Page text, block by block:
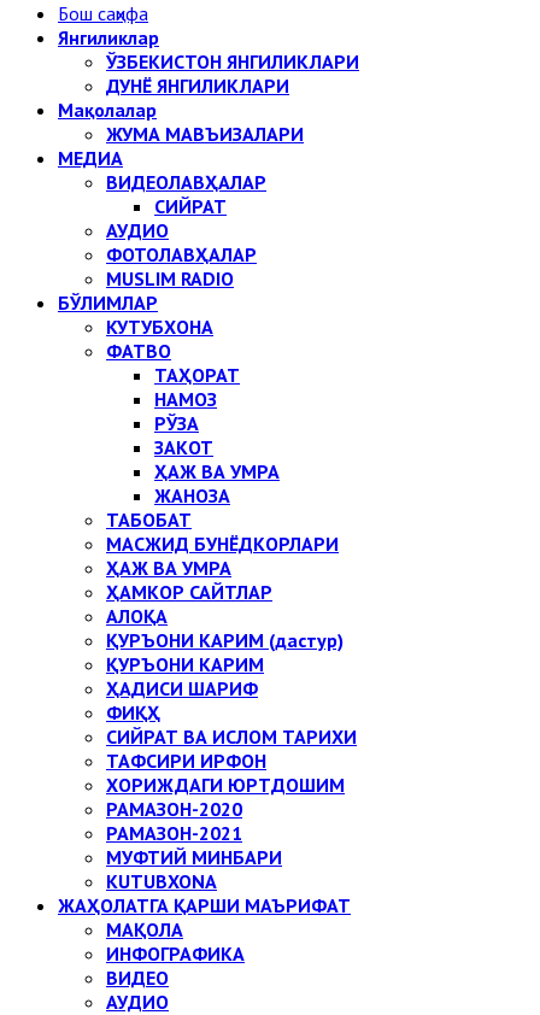
Бош саҳифа
Янгиликлар
ЎЗБЕКИСТОН ЯНГИЛИКЛАРИ
ДУНЁ ЯНГИЛИКЛАРИ
Мақолалар
ЖУМА МАВЪИЗАЛАРИ
МЕДИА
ВИДЕОЛАВҲАЛАР
СИЙРАТ
АУДИО
ФОТОЛАВҲАЛАР
MUSLIM RADIO
БЎЛИМЛАР
КУТУБХОНА
ФАТВО
ТАҲОРАТ
НАМОЗ
РЎЗА
ЗАКОТ
ҲАЖ ВА УМРА
ЖАНОЗА
ТАБОБАТ
МАСЖИД БУНЁДКОРЛАРИ
ҲАЖ ВА УМРА
ҲАМКОР САЙТЛАР
АЛОҚА
ҚУРЪОНИ КАРИМ (дастур)
ҚУРЪОНИ КАРИМ
ҲАДИСИ ШАРИФ
ФИҚҲ
СИЙРАТ ВА ИСЛОМ ТАРИХИ
ТАФСИРИ ИРФОН
ХОРИЖДАГИ ЮРТДОШИМ
РАМАЗОН-2020
РАМАЗОН-2021
МУФТИЙ МИНБАРИ
KUTUBXONA
ЖАҲОЛАТГА ҚАРШИ МАЪРИФАТ
МАҚОЛА
ИНФОГРАФИКА
ВИДЕО
АУДИО